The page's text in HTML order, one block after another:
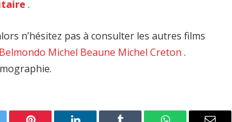
.
n’hésitez pas à consulter les autres films
Michel Beaune Michel Creton .